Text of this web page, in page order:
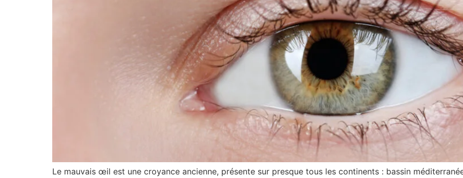
Le mauvais œil est une croyance ancienne, présente sur presque tous les continents : bassin